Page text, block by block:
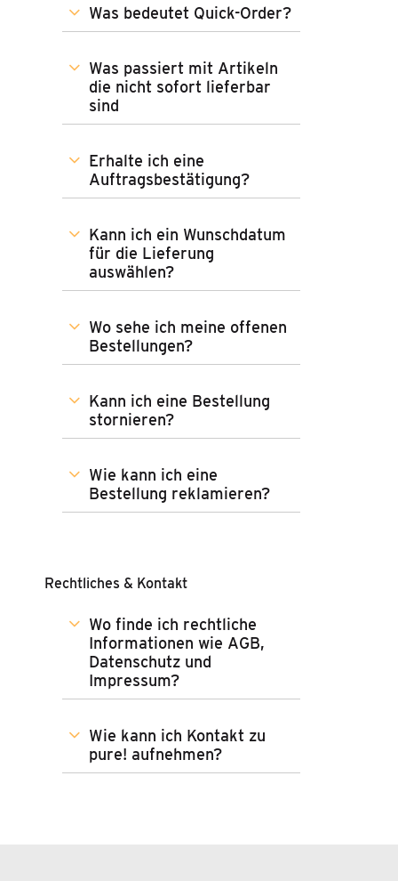
Was bedeutet Quick-Order?
Was passiert mit Artikeln
die nicht sofort lieferbar
sind
Erhalte ich eine
Auftragsbestätigung?
Kann ich ein Wunschdatum
für die Lieferung
auswählen?
Wo sehe ich meine offenen
Bestellungen?
Kann ich eine Bestellung
stornieren?
Wie kann ich eine
Bestellung reklamieren?
Rechtliches & Kontakt
Wo finde ich rechtliche
Informationen wie AGB,
Datenschutz und
Impressum?
Wie kann ich Kontakt zu
pure! aufnehmen?